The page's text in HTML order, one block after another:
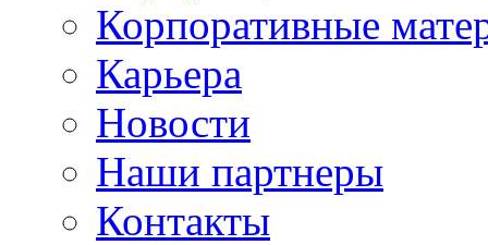
Корпоративные
Карьера
Новости
Наши партнеры
Контакты